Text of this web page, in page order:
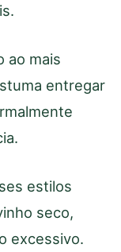
ao mais
entregar
estilos
seco,
excessivo.